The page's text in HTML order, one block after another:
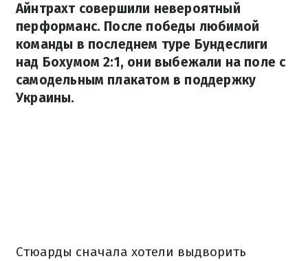
Айнтрахт совершили невероятный
перформанс. После победы любимой
команды в последнем туре Бундеслиги
над Бохумом 2:1, они выбежали на поле с
самодельным плакатом в поддержку
Украины.
Стюарды сначала хотели выдворить